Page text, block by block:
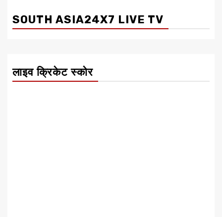
SOUTH ASIA24X7 LIVE TV
लाइव क्रिकेट स्कोर